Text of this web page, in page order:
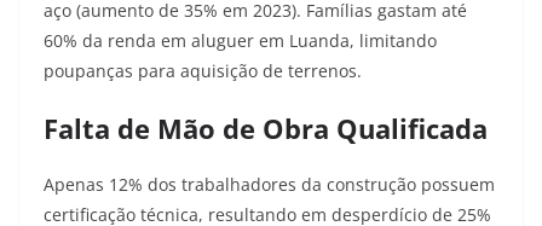
aço (aumento de 35% em 2023). Famílias gastam até
60% da renda em aluguer em Luanda, limitando
poupanças para aquisição de terrenos.
Falta de Mão de Obra Qualificada
Apenas 12% dos trabalhadores da construção possuem
certificação técnica, resultando em desperdício de 25%